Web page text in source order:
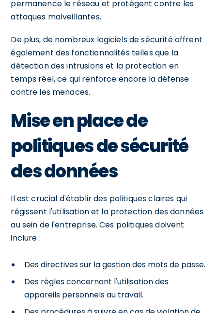
permanence le réseau et protègent contre les
attaques malveillantes.
De plus, de nombreux logiciels de sécurité offrent
également des fonctionnalités telles que la
détection des intrusions et la protection en
temps réel, ce qui renforce encore la défense
contre les menaces.
Mise en place de
politiques de sécurité
des données
Il est crucial d'établir des politiques claires qui
régissent l'utilisation et la protection des données
au sein de l'entreprise. Ces politiques doivent
inclure :
Des directives sur la gestion des mots de passe.
Des règles concernant l'utilisation des
appareils personnels au travail.